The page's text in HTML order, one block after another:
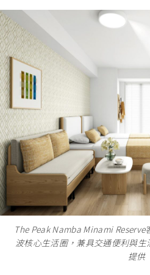
The Peak Namba Minami
波核心生活圈，兼具交通便利與生
提供